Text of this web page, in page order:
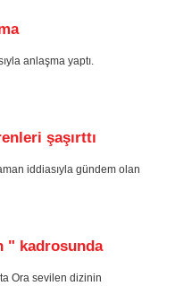
anlaşma yaptı.
şaşırttı
iddiasıyla gündem olan
" kadrosunda
Ora sevilen dizinin